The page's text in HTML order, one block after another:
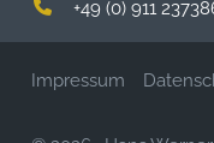
+49 (0) 911
Impressum